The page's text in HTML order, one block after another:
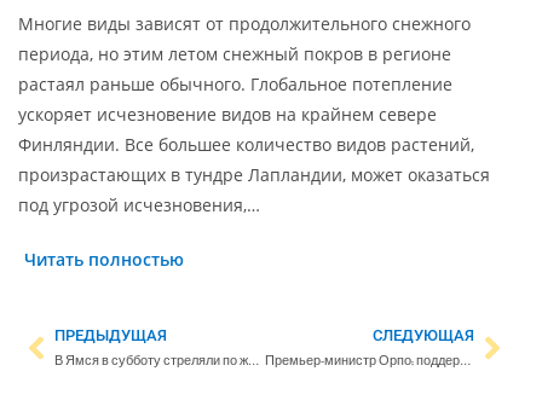
Многие виды зависят от продолжительного снежного
периода, но этим летом снежный покров в регионе
растаял раньше обычного. Глобальное потепление
ускоряет исчезновение видов на крайнем севере
Финляндии. Все большее количество видов растений,
произрастающих в тундре Лапландии, может оказаться
под угрозой исчезновения,…
Читать полностью
ПРЕДЫДУЩАЯ
В Ямся в субботу стреляли по жилому дому
СЛЕДУЮЩАЯ
Премьер-министр Орпо: поддержка Украины должна оставаться неизменной